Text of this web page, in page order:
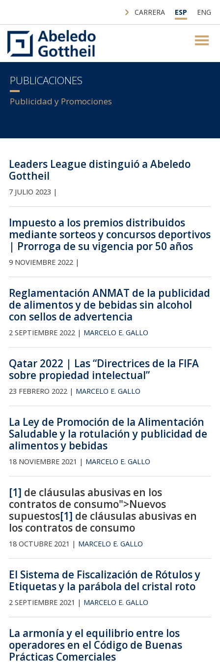
CARRERA ESP ENG
PUBLICACIONES
Publicidad y Promociones
Leaders League distinguió a Abeledo
Gottheil
7 JULIO 2023 |
Impuesto a los premios distribuidos
mediante sorteos y concursos deportivos
| Prorroga de su vigencia por 50 años
9 NOVIEMBRE 2022 |
Reglamentación ANMAT de la publicidad
de alimentos y de bebidas sin alcohol
con sellos de advertencia
2 SEPTIEMBRE 2022 | MARCELO E. GALLO
Qatar 2022 | Las “Directrices de la FIFA
sobre propiedad intelectual”
23 FEBRERO 2022 | MARCELO E. GALLO
La Ley de Promoción de la Alimentación
Saludable y la rotulación y publicidad de
alimentos y bebidas
18 NOVIEMBRE 2021 | MARCELO E. GALLO
[1] de cláusulas abusivas en los
contratos de consumo">Nuevos
supuestos[1] de cláusulas abusivas en
los contratos de consumo
18 OCTUBRE 2021 | MARCELO E. GALLO
El Sistema de Fiscalización de Rótulos y
Etiquetas y la parábola del cristal roto
2 SEPTIEMBRE 2021 | MARCELO E. GALLO
La armonía y el equilibrio entre los
operadores en el Código de Buenas
Prácticas Comerciales